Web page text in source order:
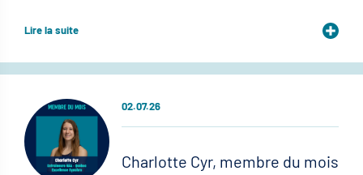
Lire la suite
02.07.26
Charlotte Cyr, membre du mois